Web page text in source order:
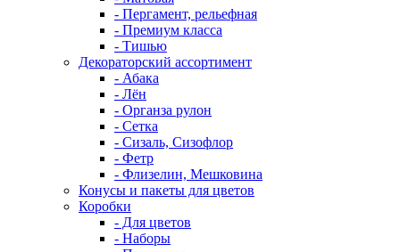
- Пергамент, рельефная
- Премиум класса
- Тишью
Декораторский ассортимент
- Абака
- Лён
- Органза рулон
- Сетка
- Сизаль, Сизофлор
- Фетр
- Флизелин, Мешковина
Конусы и пакеты для цветов
Коробки
- Для цветов
- Наборы